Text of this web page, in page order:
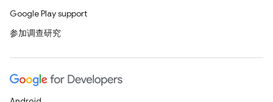
Google Play support
参加调查研究